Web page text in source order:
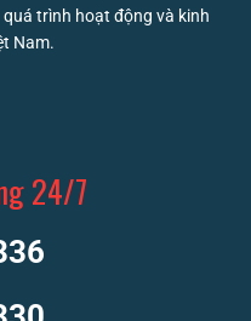
trình hoạt động và kinh
Nam.
24/7